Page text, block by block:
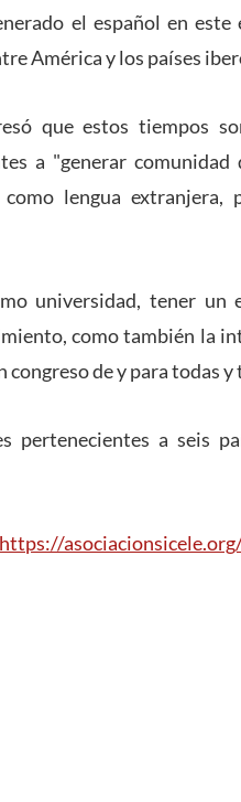
el español en este
América y los países
que estos tiempos
a "generar comunidad
lengua extranjera,
universidad, tener
como también la
de y para todas y
pertenecientes a seis
https://